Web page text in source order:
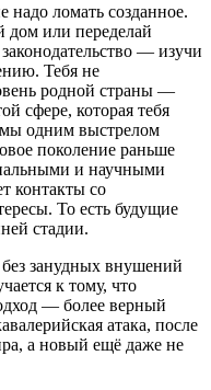
ломать созданное.
или переделай
— изучи
Тебя не
родной страны —
сфере, которая тебя
мы одним выстрелом
поколение раньше
и научными
контакты со
То есть будущие
стадии.
занудных внушений
к тому, что
— более верный
атака, после
а новый ещё даже не